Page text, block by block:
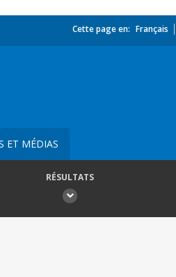
Cette page en: Français
ET MÉDIAS
RÉSULTATS